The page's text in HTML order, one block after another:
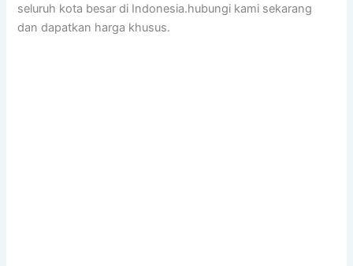
seluruh kota besar di Indonesia.hubungi kami sekarang
dan dapatkan harga khusus.